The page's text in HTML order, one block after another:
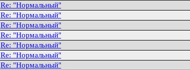
Re: "Hоpмальный"
Re: "Hоpмальный"
Re: "Hоpмальный"
Re: "Hоpмальный"
Re: "Hоpмальный"
Re: "Hоpмальный"
Re: "Hоpмальный"